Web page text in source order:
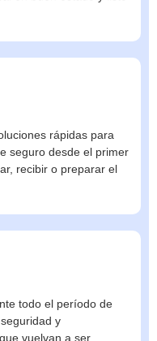
rápidas para
seguro desde el primer
recibir o preparar el
todo el período de
y
vuelvan a ser